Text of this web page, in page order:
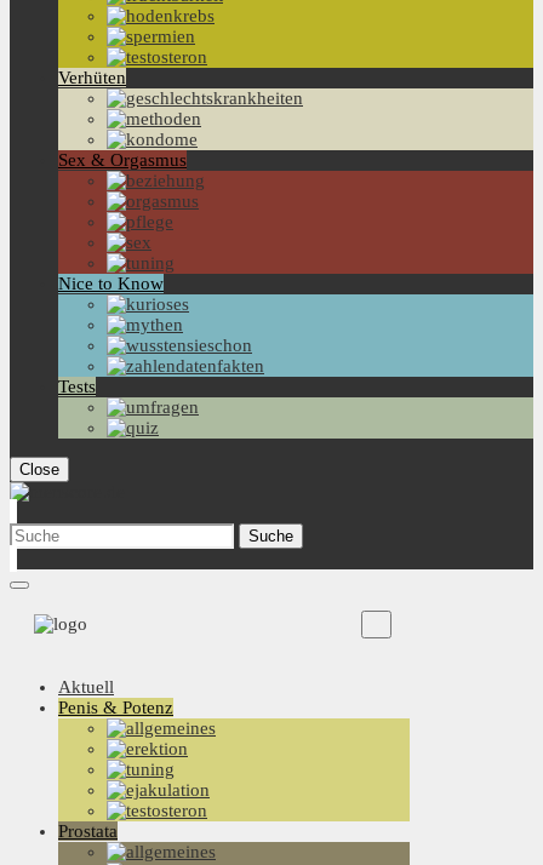
Verhüten
Sex & Orgasmus
Nice to Know
Tests
Close
Aktuell
Penis & Potenz
Prostata